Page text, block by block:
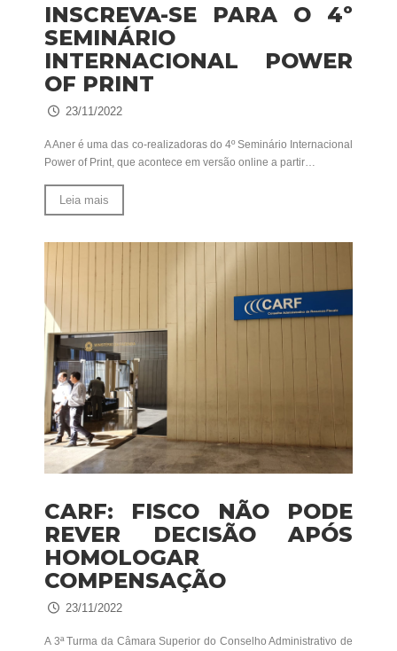
INSCREVA-SE PARA O 4º
SEMINÁRIO
INTERNACIONAL POWER
OF PRINT
23/11/2022
A Aner é uma das co-realizadoras do 4º Seminário Internacional
Power of Print, que acontece em versão online a partir…
Leia mais
CARF: FISCO NÃO PODE
REVER DECISÃO APÓS
HOMOLOGAR
COMPENSAÇÃO
23/11/2022
A 3ª Turma da Câmara Superior do Conselho Administrativo de